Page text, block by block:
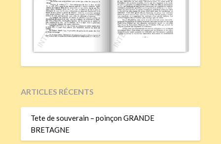
ARTICLES RÉCENTS
Tete de souverain – poinçon GRANDE
BRETAGNE